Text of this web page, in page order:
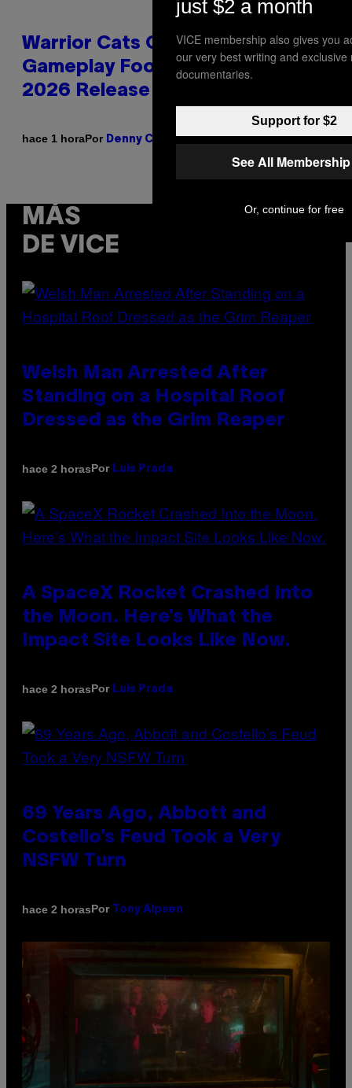
Warrior Cats Game Reveals
Gameplay Footage and Confirms
2026 Release Window
hace 1 horaPor Denny Connolly
MÁS
DE VICE
Welsh Man Arrested After
Standing on a Hospital Roof
Dressed as the Grim Reaper
hace 2 horasPor Luis Prada
A SpaceX Rocket Crashed Into
the Moon. Here’s What the
Impact Site Looks Like Now.
hace 2 horasPor Luis Prada
69 Years Ago, Abbott and
Costello’s Feud Took a Very
NSFW Turn
hace 2 horasPor Tony Alpsen
just $2 a month
VICE membership also gives you
our very best writing and exclusive
documentaries.
Support for $2
See All
Or, continue for free